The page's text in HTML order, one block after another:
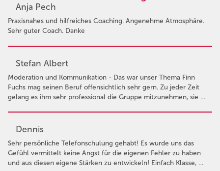
Anja Pech
Praxisnahes und hilfreiches Coaching. Angenehme Atmosphäre.
Sehr guter Coach. Danke
Stefan Albert
Moderation und Kommunikation - Das war unser Thema Finn
Fuchs mag seinen Beruf offensichtlich sehr gern. Zu jeder Zeit
gelang es ihm sehr professional die Gruppe mitzunehmen, sie …
Dennis
Sehr persönliche Telefonschulung gehabt! Es wurde uns das
Gefühl vermittelt keine Angst für die eigenen Fehler zu haben
und aus diesen eigene Stärken zu entwickeln! Einfach Klasse, …